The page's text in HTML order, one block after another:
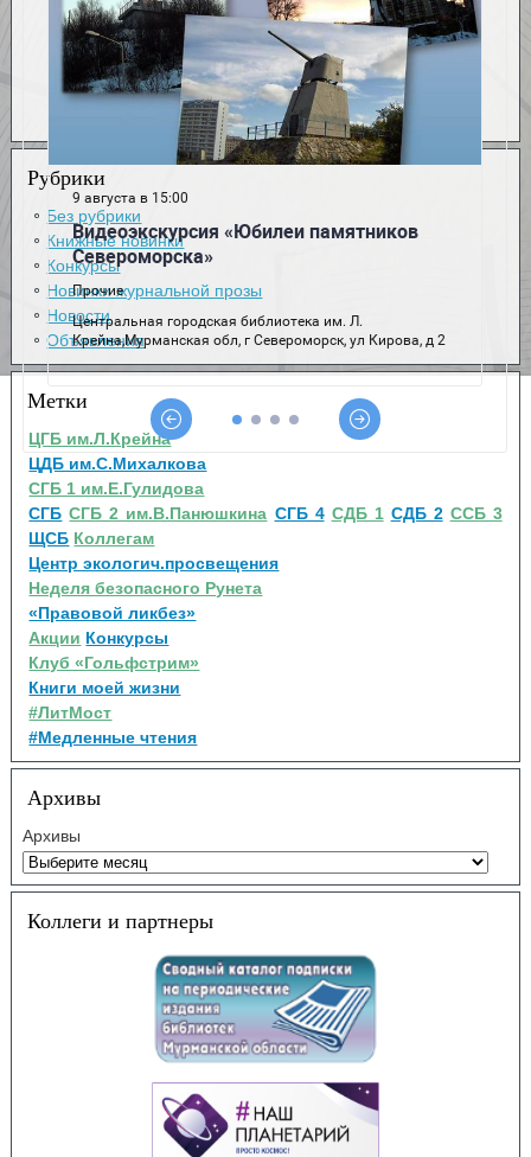
Рубрики
Без рубрики
Книжные новинки
Конкурсы
Новинки журнальной прозы
Новости
Объявления
Метки
ЦГБ им.Л.Крейна
ЦДБ им.С.Михалкова
СГБ 1 им.Е.Гулидова
СГБ СГБ 2 им.В.Панюшкина СГБ 4 СДБ 1 СДБ 2 ССБ 3
ЩСБ Коллегам
Центр экологич.просвещения
Неделя безопасного Рунета
«Правовой ликбез»
Акции Конкурсы
Клуб «Гольфстрим»
Книги моей жизни
#ЛитМост
#Медленные чтения
Архивы
Архивы
Коллеги и партнеры